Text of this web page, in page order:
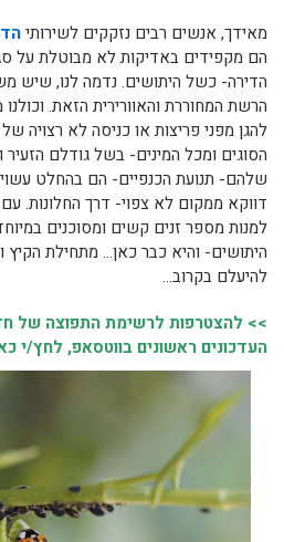
מאידך, אנשים רבים נזקקים לשירותי
הם מקפידים באדיקות לא מבוטלת על
הדירה- כשל היתושים. נדמה לנו, שיש
הרשת המחוררת והאוורירית הזאת.
להגן מפני פריצות או כניסה לא רצויה
הסוגים ומכל המינים- בשל גודלם הזעיר
שלהם- תנועת הכנפיים- הם בהחלט
דווקא ממקום לא צפוי- דרך החלונות.
למנות מספר זנים קשים ומסוכנים
היתושים- והיא כבר כאן… מתחילת הקיץ
להיעלם בקרוב…
>> להצטרפות לרשימת התפוצה של
העדכונים ראשונים בווטסאפ, לחץ/י